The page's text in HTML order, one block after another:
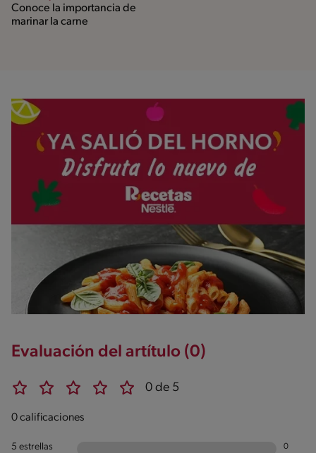
Conoce la importancia de
marinar la carne
Evaluación del artítulo (0)
0 de 5
0 calificaciones
5 estrellas 0